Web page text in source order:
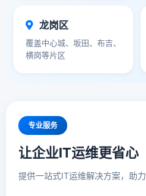
龙岗区
覆盖中心城、坂田、布吉、
横岗等片区
专业服务
让企业IT运维更省心
提供一站式IT运维解决方案，助